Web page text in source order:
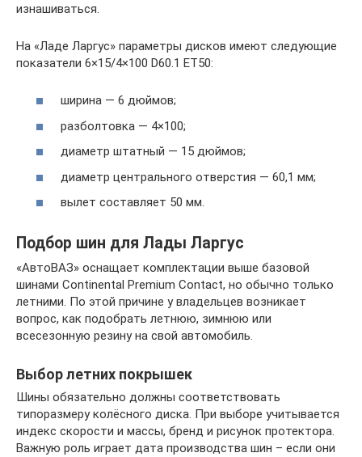
изнашиваться.
На «Ладе Ларгус» параметры дисков имеют следующие
показатели 6×15/4×100 D60.1 ET50:
ширина — 6 дюймов;
разболтовка — 4×100;
диаметр штатный — 15 дюймов;
диаметр центрального отверстия — 60,1 мм;
вылет составляет 50 мм.
Подбор шин для Лады Ларгус
«АвтоВАЗ» оснащает комплектации выше базовой
шинами Continental Premium Contact, но обычно только
летними. По этой причине у владельцев возникает
вопрос, как подобрать летнюю, зимнюю или
всесезонную резину на свой автомобиль.
Выбор летних покрышек
Шины обязательно должны соответствовать
типоразмеру колёсного диска. При выборе учитывается
индекс скорости и массы, бренд и рисунок протектора.
Важную роль играет дата производства шин – если они